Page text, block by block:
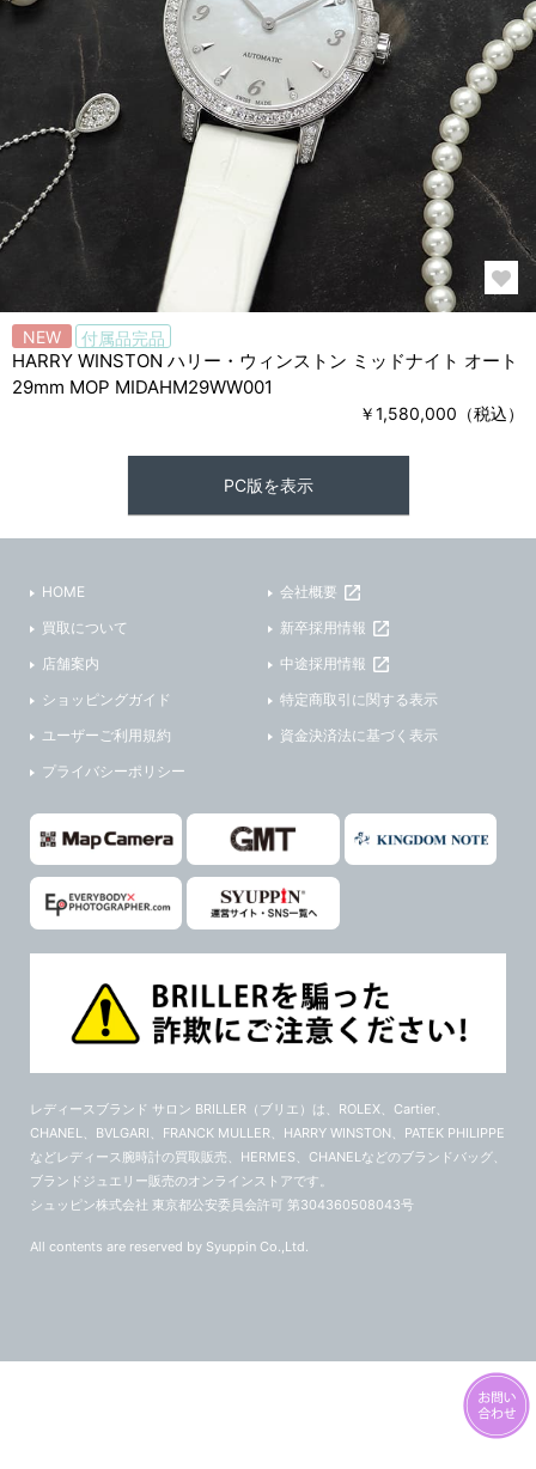
NEW 付属品完品
HARRY WINSTON ハリー・ウィンストン ミッドナイト オート
29mm MOP MIDAHM29WW001
￥1,580,000（税込）
PC版を表示
HOME
買取について
店舗案内
ショッピングガイド
ユーザーご利用規約
プライバシーポリシー
会社概要
新卒採用情報
中途採用情報
特定商取引に関する表示
資金決済法に基づく表示
レディースブランド サロン BRILLER（ブリエ） は、ROLEX、Cartier、
CHANEL、BVLGARI、FRANCK MULLER、HARRY WINSTON、PATEK PHILIPPE
などレディース腕時計の買取販売、HERMES、CHANELなどのブランドバッグ、
ブランドジュエリー販売のオンラインストアです。
シュッピン株式会社 東京都公安委員会許可 第304360508043号
All contents are reserved by Syuppin Co.,Ltd.